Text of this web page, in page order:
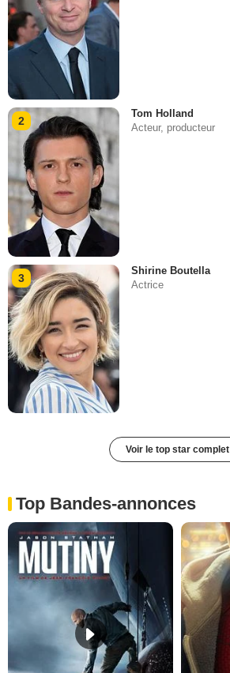
2
Tom Holland
Acteur, producteur
3
Shirine Boutella
Actrice
Voir le top star complet
Top Bandes-annonces